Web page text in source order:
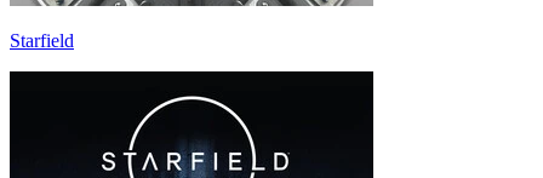
Starfield